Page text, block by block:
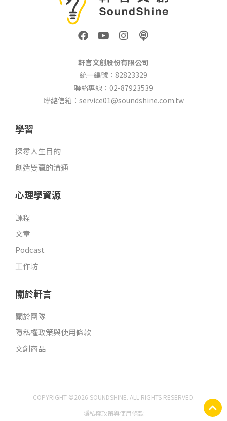
F
a
e
b
o
o
k
Y
o
t
u
b
e
I
n
t
a
g
r
a
P
o
c
a
s
t
軒言文創股份有限公司
統一編號：82823329
聯絡專線：02-87923539
聯絡信箱：service01@soundshine.com.tw
學習
探尋人生目的
創造雙贏的溝通
心理學資源
課程
文章
Podcast
工作坊
關於軒言
關於團隊
隱私權政策與使用條款
文創商品
COPYRIGHT ©2026 SOUNDSHINE. ALL RIGHTS RESERVED.
隱私權政策與使用條款